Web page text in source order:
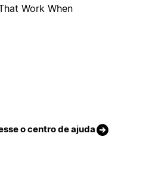
Work When
o centro de ajuda